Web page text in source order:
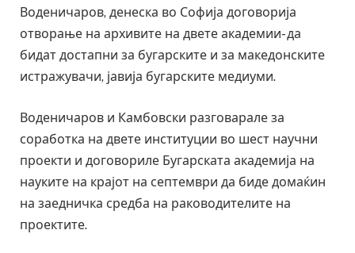
Воденичаров, денеска во Софија договорија
отворање на архивите на двете академии- да
бидат достапни за бугарските и за македонските
истражувачи, јавија бугарските медиуми.
Воденичаров и Камбовски разговарале за
соработка на двете институции во шест научни
проекти и договориле Бугарската академија на
науките на крајот на септември да биде домаќин
на заедничка средба на раководителите на
проектите.